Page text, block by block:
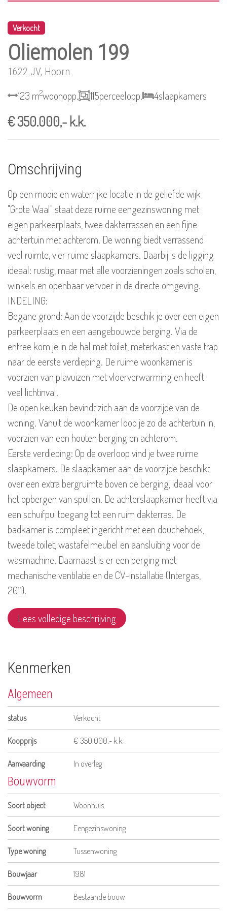
Verkocht
Oliemolen 199
1622 JV, Hoorn
123 m2woonopp. 115perceelopp. 4slaapkamers
€ 350.000,- k.k.
Omschrijving
Op een mooie en waterrijke locatie in de geliefde wijk
"Grote Waal" staat deze ruime eengezinswoning met
eigen parkeerplaats, twee dakterrassen en een fijne
achtertuin met achterom. De woning biedt verrassend
veel ruimte, vier ruime slaapkamers. Daarbij is de ligging
ideaal: rustig, maar met alle voorzieningen zoals scholen,
winkels en openbaar vervoer in de directe omgeving.
INDELING:
Begane grond: Aan de voorzijde beschik je over een eigen
parkeerplaats en een aangebouwde berging. Via de
entree kom je in de hal met toilet, meterkast en vaste trap
naar de eerste verdieping. De ruime woonkamer is
voorzien van plavuizen met vloerverwarming en heeft
veel lichtinval.
De open keuken bevindt zich aan de voorzijde van de
woning. Vanuit de woonkamer loop je zo de achtertuin in,
voorzien van een houten berging en achterom.
Eerste verdieping: Op de overloop vind je twee ruime
slaapkamers. De slaapkamer aan de voorzijde beschikt
over een extra bergruimte boven de berging, ideaal voor
het opbergen van spullen. De achterslaapkamer heeft via
een schuifpui toegang tot een ruim dakterras. De
badkamer is compleet ingericht met een douchehoek,
tweede toilet, wastafelmeubel en aansluiting voor de
wasmachine. Daarnaast is er een berging met
mechanische ventilatie en de CV-installatie (Intergas,
2011).
Lees volledige beschrijving
Kenmerken
Algemeen
status Verkocht
Koopprijs € 350.000,- k.k.
Aanvaarding In overleg
Bouwvorm
Soort object Woonhuis
Soort woning Eengezinswoning
Type woning Tussenwoning
Bouwjaar 1981
Bouwvorm Bestaande bouw